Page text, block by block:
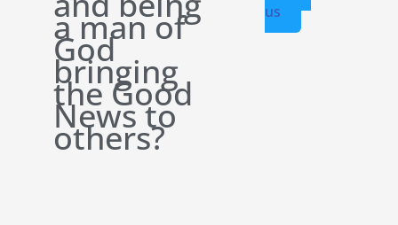
a man of
God
bringing
the Good
News to
others?
us